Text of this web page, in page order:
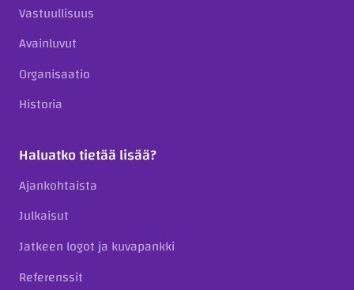
Vastuullisuus
Avainluvut
Organisaatio
Historia
Haluatko tietää lisää?
Ajankohtaista
Julkaisut
Jatkeen logot ja kuvapankki
Referenssit